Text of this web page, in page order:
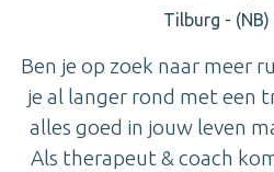
Tilburg - (NB)
Ben je op zoek naar meer
je al langer rond met een
alles goed in jouw leven
Als therapeut & coach